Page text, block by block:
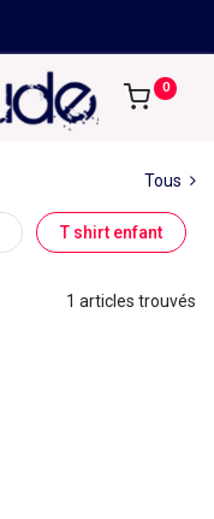
0
Tous
T shirt enfant
1 articles trouvés